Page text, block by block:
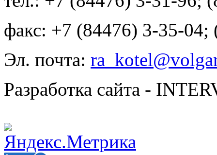
факс: +7 (84476) 3-35-04;
Эл. почта:
Разработка сайта -